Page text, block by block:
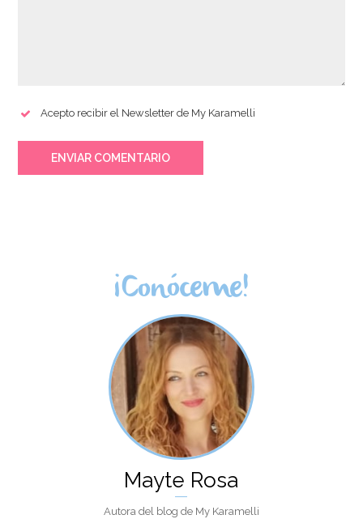
Acepto recibir el Newsletter de My Karamelli
ENVIAR COMENTARIO
¡Conóceme!
Mayte Rosa
Autora del blog de My Karamelli